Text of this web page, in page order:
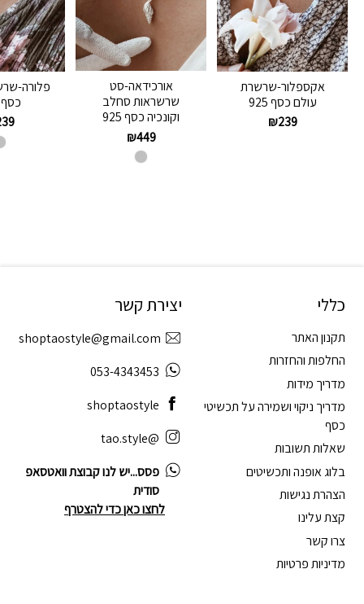
אקספלור-שרשרת
עולם כסף 925
₪239
אורכידאה-סט
שרשראות סחלב
וקונכיה כסף 925
₪449
פלורה-
כסף
כללי
תקנון האתר
החלפות והחזרות
מדריך מידות
מדריך ניקוי ושמירה על תכשיטי
כסף
שאלות תשובות
בלוג אופנה ותכשיטים
הצהרת נגישות
קצת עלינו
צרו קשר
מדיניות פרטיות
יצירת קשר
shoptaostyle@gmail.com
053-4343453
shoptaostyle
@tao.style
פסס...יש לנו קבוצת וואטסאפ
סודית
לחצו כאן כדי להצטרף